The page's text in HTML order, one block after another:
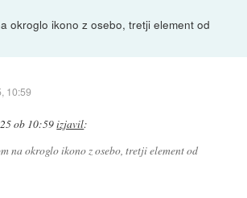
okroglo ikono z osebo, tretji element od
10:59
ob 10:59izjavil:
na okroglo ikono z osebo, tretji element od